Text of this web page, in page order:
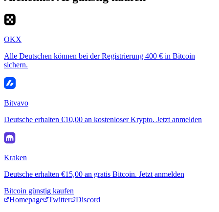
OKX
Alle Deutschen können bei der Registrierung 400 € in Bitcoin
sichern.
Bitvavo
Deutsche erhalten €10,00 an kostenloser Krypto. Jetzt anmelden
Kraken
Deutsche erhalten €15,00 an gratis Bitcoin. Jetzt anmelden
Bitcoin günstig kaufen
Homepage
Twitter Discord